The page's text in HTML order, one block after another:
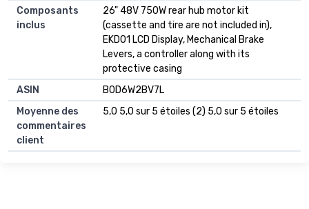
Composants
inclus
26" 48V 750W rear hub motor kit
(cassette and tire are not included in),
EKD01 LCD Display, Mechanical Brake
Levers, a controller along with its
protective casing
ASIN
B0D6W2BV7L
Moyenne des
commentaires
client
5,0 5,0 sur 5 étoiles (2) 5,0 sur 5 étoiles